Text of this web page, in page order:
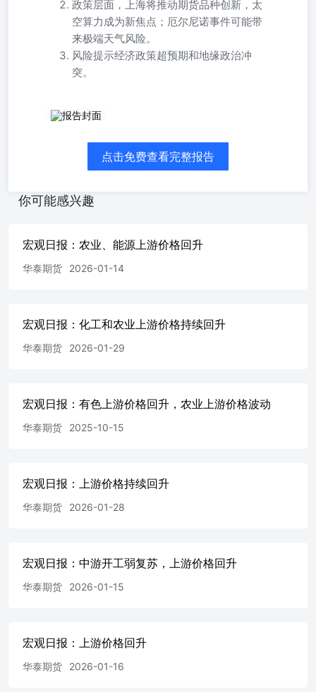
政策层面，上海将推动期货品种创新，太
空算力成为新焦点；厄尔尼诺事件可能带
来极端天气风险。
风险提示经济政策超预期和地缘政治冲
突。
中观事件总览 生产行业：中国自主研发CPU发布。1）上海
权，做好电力期货、算力期货研发准备，稳步拓展航运指
货品种。此外要推动科创50、深证100、创业板股指期货和
赛道，已成为全球科技竞争的新前沿，具有重大战略价值和
泰期货研究院 行业总览 上游：1）有色：有色价格小幅震荡
然气价格小幅上行。中游：1）化工：PX开工回落，PTA开
深300地产指
班
（日）
加工费
6：PTA开
聚丙烯生产比
例
花：检验量：新疆维吾尔自治区（日度）
数
13：猪粮
量
15：重点行业价格指标跟
踪
点击免费查看完整报告
你可能感兴趣
宏观日报：农业、能源上游价格回升
华泰期货 2026-01-14
宏观日报：化工和农业上游价格持续回升
华泰期货 2026-01-29
宏观日报：有色上游价格回升，农业上游价格波动
华泰期货 2025-10-15
宏观日报：上游价格持续回升
华泰期货 2026-01-28
宏观日报：中游开工弱复苏，上游价格回升
华泰期货 2026-01-15
宏观日报：上游价格回升
华泰期货 2026-01-16